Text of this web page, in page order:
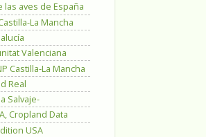
las aves de España
La Mancha
Valenciana
Castilla-La Mancha
Real
Salvaje-
Cropland Data
USA